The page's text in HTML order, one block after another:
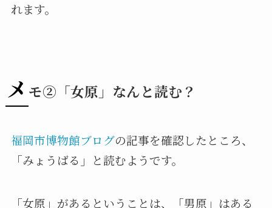
れます。
メ モ②「女原」なんと読む？
福岡市博物館ブログの記事を確認したところ、
「みょうばる」と読むようです。
「女原」があるということは、「男原」はある